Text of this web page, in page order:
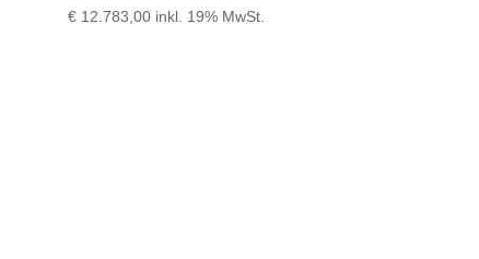
€ 12.783,00 inkl. 19% MwSt.